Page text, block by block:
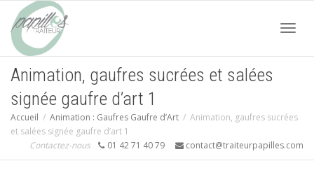
Animation, gaufres sucrées et salées
signée gaufre d’art 1
Accueil Animation : Gaufres Gaufre d’Art
Animation, gaufres sucrées
et salées signée gaufre d’art 1
Contactez-nous
01 42 71 40 79 contact@traiteurpapilles.com